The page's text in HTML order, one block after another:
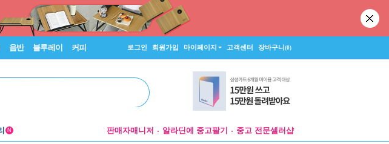
음반 블루레이 커피 로그인 회원가입 마이페이지 고객센터 장바구니(0)
N 판매자매니저 알라딘에 중고팔기 중고 전문셀러샵